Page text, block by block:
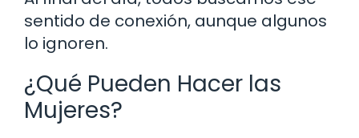
sentido de conexión, aunque algunos
lo ignoren.
¿Qué Pueden Hacer las
Mujeres?